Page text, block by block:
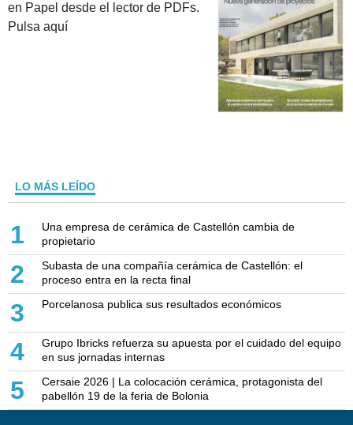
en Papel desde el lector de PDFs.
Pulsa aquí
LO MÁS LEÍDO
1
Una empresa de cerámica de Castellón cambia de
propietario
2
Subasta de una compañía cerámica de Castellón: el
proceso entra en la recta final
3 Porcelanosa publica sus resultados económicos
4
Grupo Ibricks refuerza su apuesta por el cuidado del equipo
en sus jornadas internas
5
Cersaie 2026 | La colocación cerámica, protagonista del
pabellón 19 de la feria de Bolonia